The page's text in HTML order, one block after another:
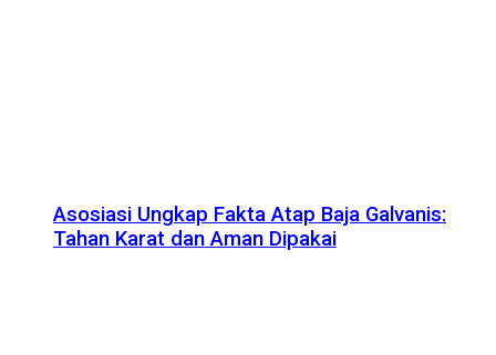
Asosiasi Ungkap Fakta Atap Baja Galvanis:
Tahan Karat dan Aman Dipakai